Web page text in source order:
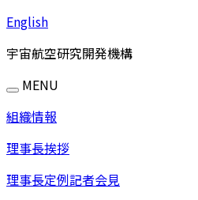
English
宇宙航空研究開発機構
MENU
組織情報
理事長挨拶
理事長定例記者会見